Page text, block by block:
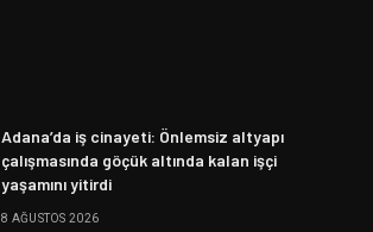
Adana’da iş cinayeti: Önlemsiz altyapı
çalışmasında göçük altında kalan işçi
yaşamını yitirdi
8 AĞUSTOS 2026